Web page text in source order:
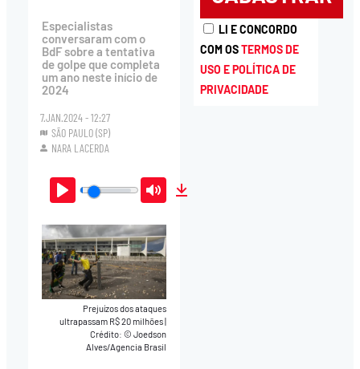
Especialistas
conversaram com o
BdF sobre a tentativa
de golpe que completa
um ano neste início de
2024
7.JAN.2024 - 12:27
SÃO PAULO (SP)
NARA LACERDA
Play Mute
Prejuízos dos ataques
ultrapassam R$ 20 milhões|
Crédito: © Joedson
Alves/Agencia Brasil
LI E CONCORDO
COM OSTERMOS DE
USO E POLÍTICA DE
PRIVACIDADE